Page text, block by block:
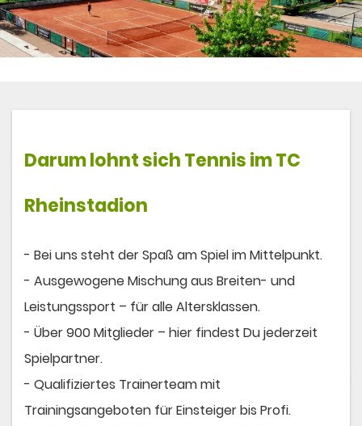
Darum lohnt sichTennisim TC
Rheinstadion
- Bei uns steht der Spaß am Spiel im Mittelpunkt.
- Ausgewogene Mischung aus Breiten- und
Leistungssport – für alle Altersklassen.
- Über 900 Mitglieder – hier findest Du jederzeit
Spielpartner.
- Qualifiziertes Trainerteam mit
Trainingsangeboten für Einsteiger bis Profi.